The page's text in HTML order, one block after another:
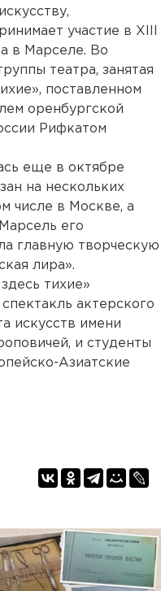
участие в XIII
в Марселе. Во
театра, занятая
поставленном
оренбургской
Рифкатом
еще в октябре
на нескольких
числе в Москве, а
его
главную творческую
лира».
тихие»
актерского
искусств имени
и студенты
Азиатские